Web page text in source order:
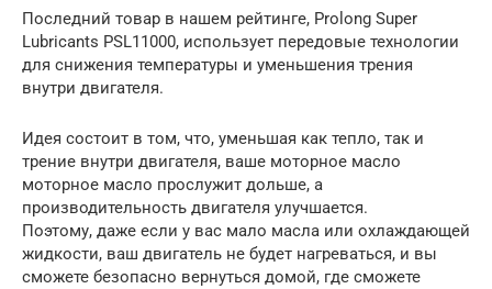
Последний товар в нашем рейтинге, Prolong Super
Lubricants PSL11000, использует передовые технологии
для снижения температуры и уменьшения трения
внутри двигателя.
Идея состоит в том, что, уменьшая как тепло, так и
трение внутри двигателя, ваше моторное масло
моторное масло прослужит дольше, а
производительность двигателя улучшается.
Поэтому, даже если у вас мало масла или охлаждающей
жидкости, ваш двигатель не будет нагреваться, и вы
сможете безопасно вернуться домой, где сможете